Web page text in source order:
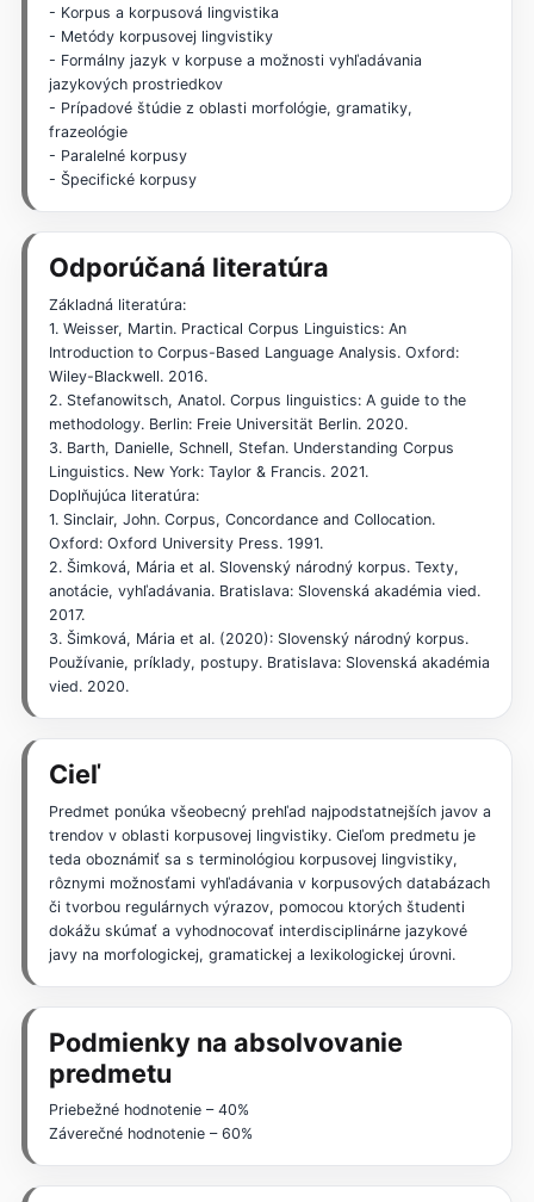
- Korpus a korpusová lingvistika
- Metódy korpusovej lingvistiky
- Formálny jazyk v korpuse a možnosti vyhľadávania
jazykových prostriedkov
- Prípadové štúdie z oblasti morfológie, gramatiky,
frazeológie
- Paralelné korpusy
- Špecifické korpusy
Odporúčaná literatúra
Základná literatúra:
1. Weisser, Martin. Practical Corpus Linguistics: An
Introduction to Corpus-Based Language Analysis. Oxford:
Wiley-Blackwell. 2016.
2. Stefanowitsch, Anatol. Corpus linguistics: A guide to the
methodology. Berlin: Freie Universität Berlin. 2020.
3. Barth, Danielle, Schnell, Stefan. Understanding Corpus
Linguistics. New York: Taylor & Francis. 2021.
Doplňujúca literatúra:
1. Sinclair, John. Corpus, Concordance and Collocation.
Oxford: Oxford University Press. 1991.
2. Šimková, Mária et al. Slovenský národný korpus. Texty,
anotácie, vyhľadávania. Bratislava: Slovenská akadémia vied.
2017.
3. Šimková, Mária et al. (2020): Slovenský národný korpus.
Používanie, príklady, postupy. Bratislava: Slovenská akadémia
vied. 2020.
Cieľ
Predmet ponúka všeobecný prehľad najpodstatnejších javov a
trendov v oblasti korpusovej lingvistiky. Cieľom predmetu je
teda oboznámiť sa s terminológiou korpusovej lingvistiky,
rôznymi možnosťami vyhľadávania v korpusových databázach
či tvorbou regulárnych výrazov, pomocou ktorých študenti
dokážu skúmať a vyhodnocovať interdisciplinárne jazykové
javy na morfologickej, gramatickej a lexikologickej úrovni.
Podmienky na absolvovanie
predmetu
Priebežné hodnotenie – 40%
Záverečné hodnotenie – 60%